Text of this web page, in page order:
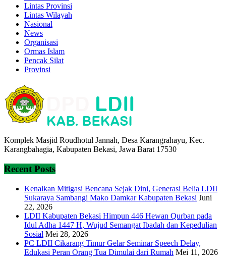
Lintas Provinsi
Lintas Wilayah
Nasional
News
Organisasi
Ormas Islam
Pencak Silat
Provinsi
Komplek Masjid Roudhotul Jannah, Desa Karangrahayu, Kec.
Karangbahagia, Kabupaten Bekasi, Jawa Barat 17530
Recent Posts
Kenalkan Mitigasi Bencana Sejak Dini, Generasi Belia LDII
Sukaraya Sambangi Mako Damkar Kabupaten Bekasi Juni
22, 2026
LDII Kabupaten Bekasi Himpun 446 Hewan Qurban pada
Idul Adha 1447 H, Wujud Semangat Ibadah dan Kepedulian
Sosial Mei 28, 2026
PC LDII Cikarang Timur Gelar Seminar Speech Delay,
Edukasi Peran Orang Tua Dimulai dari Rumah Mei 11, 2026